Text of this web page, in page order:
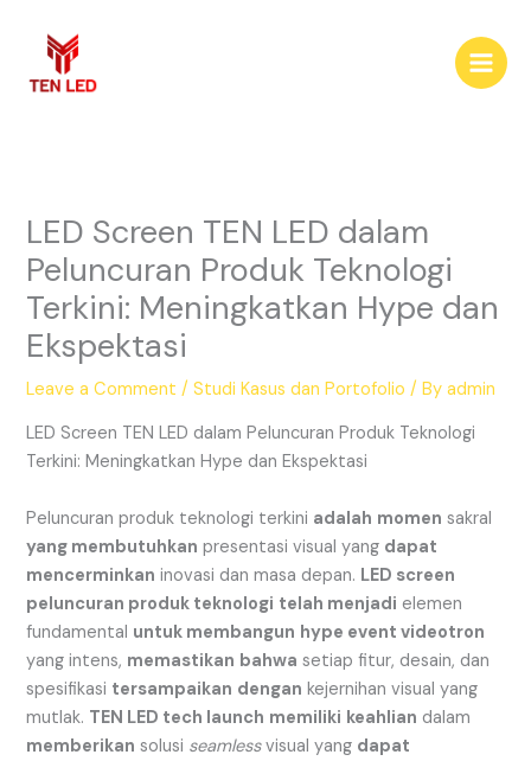
content
LED Screen TEN LED dalam
Peluncuran Produk Teknologi
Terkini: Meningkatkan Hype dan
Ekspektasi
Leave a Comment /Studi Kasus dan Portofolio / Byadmin
LED Screen TEN LED dalam Peluncuran Produk Teknologi
Terkini: Meningkatkan Hype dan Ekspektasi
Peluncuran produk teknologi terkini adalah momen sakral
yang membutuhkan presentasi visual yang dapat
mencerminkan inovasi dan masa depan. LED screen
peluncuran produk teknologi telah menjadi elemen
fundamental untuk membangun hype event videotron
yang intens, memastikan bahwa setiap fitur, desain, dan
spesifikasi tersampaikan dengan kejernihan visual yang
mutlak. TEN LED tech launch memiliki keahlian dalam
memberikan solusi seamlessvisual yang dapat